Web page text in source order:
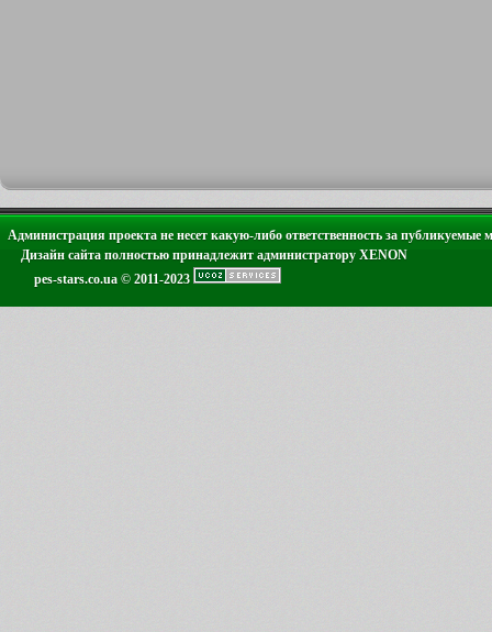
Администрация проекта не несет какую-либо ответственность за публикуемые
Дизайн сайта полностью принадлежит администратору XENON
pes-stars.co.ua © 2011-2023